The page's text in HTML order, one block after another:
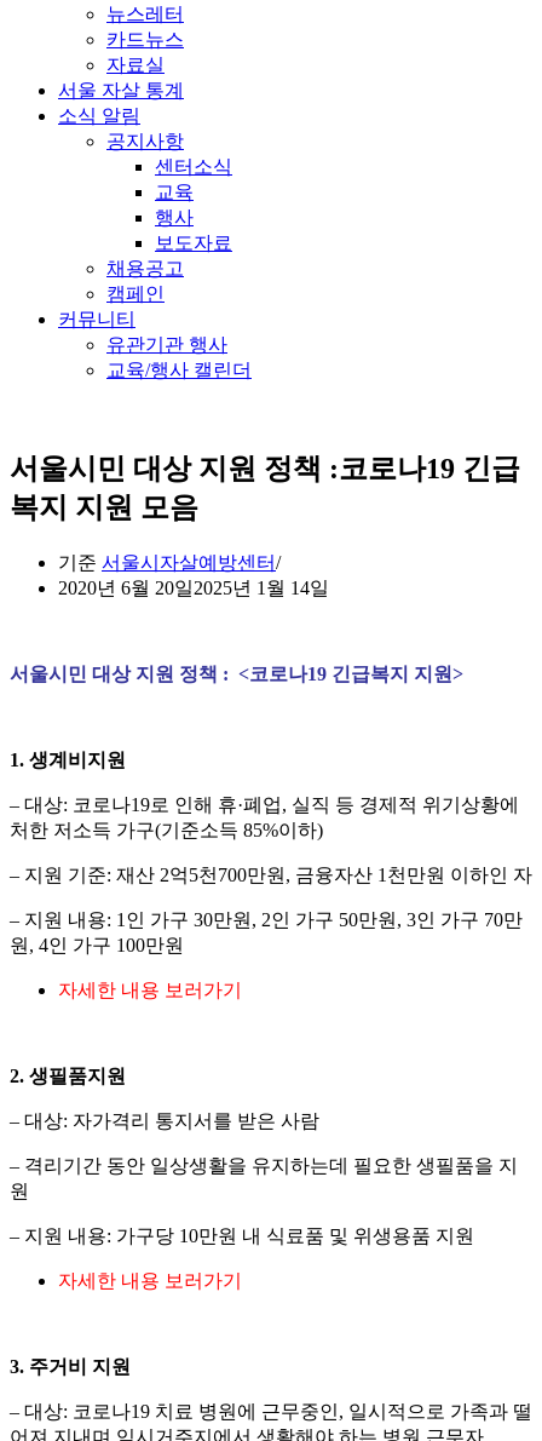
뉴스레터
카드뉴스
자료실
서울 자살 통계
소식 알림
공지사항
센터소식
교육
행사
보도자료
채용공고
캠페인
커뮤니티
유관기관 행사
교육/행사 캘린더
서울시민 대상 지원 정책 :코로나19 긴급
복지 지원 모음
기준 서울시자살예방센터
2020년 6월 20일2025년 1월 14일
서울시민 대상 지원 정책 : <코로나19 긴급복지 지원>
1. 생계비지원
– 대상: 코로나19로 인해 휴·폐업, 실직 등 경제적 위기상황에
처한 저소득 가구(기준소득 85%이하)
– 지원 기준: 재산 2억5천700만원, 금융자산 1천만원 이하인 자
– 지원 내용: 1인 가구 30만원, 2인 가구 50만원, 3인 가구 70만
원, 4인 가구 100만원
자세한 내용 보러가기
2. 생필품지원
– 대상: 자가격리 통지서를 받은 사람
– 격리기간 동안 일상생활을 유지하는데 필요한 생필품을 지
원
– 지원 내용: 가구당 10만원 내 식료품 및 위생용품 지원
자세한 내용 보러가기
3. 주거비 지원
– 대상: 코로나19 치료 병원에 근무중인, 일시적으로 가족과 떨
어져 지내며 임시거주지에서 생활해야 하는 병원 근무자